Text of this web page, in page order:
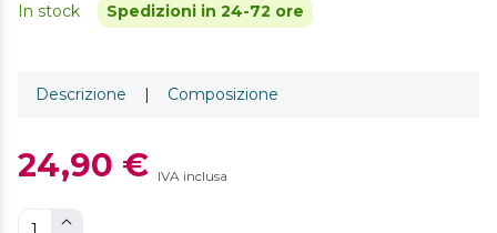
In stock Spedizioni in 24-72 ore
Descrizione | Composizione
24,90 € IVA inclusa